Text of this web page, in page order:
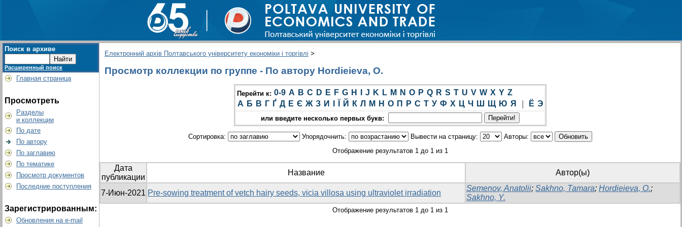
Поиск в архиве
Расширенный поиск
Главная страница
Просмотреть
Разделы
и коллекции
По дате
По автору
По заглавию
По тематике
Просмотр документов
Последние поступления
Зарегистрированным:
Обновления на e-mail
Електронний архів Полтавського університету економіки і торгівлі >
Просмотр коллекции по группе - По автору Hordieieva, O.
Перейти к: 0-9 A B C D E F G H J K L M N O P Q R S T U V W X Y Z
А Б В Г Ґ Д Е Є Ж З И Й К Л М Н О П Р С Т У Ф Х Ц Ч Ш Щ Ю Я Ё Э
или введите несколько первых букв:
Сортировка: Упорядочнить: Вывести на страницу:
Авторы:
Отображение результатов 1 до 1 из 1
Дата
публикации
Название Автор(ы)
7-Июн-2021 Pre-sowing treatment of vetch hairy seeds, viсia villosa using ultraviolet irradiation
Semenov, Anatolii; Sakhno, Tamara; Hordieieva, O.;
Sakhno, Y.
Отображение результатов 1 до 1 из 1